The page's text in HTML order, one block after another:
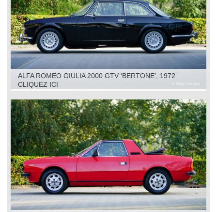
ALFA ROMEO GIULIA 2000 GTV ‘BERTONE’, 1972
CLIQUEZ ICI